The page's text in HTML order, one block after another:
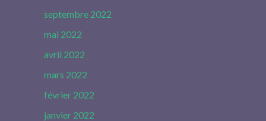
septembre 2022
mai 2022
avril 2022
mars 2022
février 2022
janvier 2022